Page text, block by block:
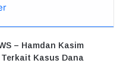
– Hamdan Kasim
Kasus Dana